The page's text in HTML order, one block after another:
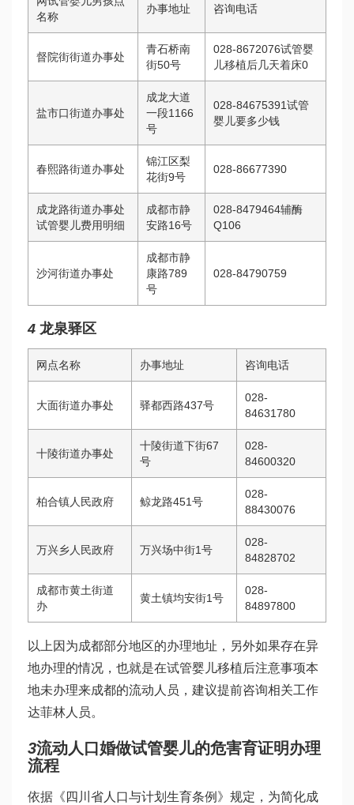
名称
办事地址 咨询电话
督院街街道办事处
青石桥南
街50号
028-8672076试管婴
儿移植后几天着床0
盐市口街道办事处
成龙大道
一段1166
号
028-84675391试管
婴儿要多少钱
春熙路街道办事处
锦江区梨
花街9号
028-86677390
成龙路街道办事处
试管婴儿费用明细
成都市静
安路16号
028-8479464辅酶
Q106
沙河街道办事处
成都市静
康路789
号
028-84790759
4 龙泉驿区
网点名称 办事地址 咨询电话
大面街道办事处 驿都西路437号
028-
84631780
十陵街道办事处
十陵街道下街67
号
028-
84600320
柏合镇人民政府 鲸龙路451号
028-
88430076
万兴乡人民政府 万兴场中街1号
028-
84828702
成都市黄土街道
办
黄土镇均安街1号
028-
84897800
以上因为成都部分地区的办理地址，另外如果存在异
地办理的情况，也就是在试管婴儿移植后注意事项本
地未办理来成都的流动人员，建议提前咨询相关工作
达菲林人员。
3流动人口婚做试管婴儿的危害育证明办理
流程
依据《四川省人口与计划生育条例》规定，为简化成